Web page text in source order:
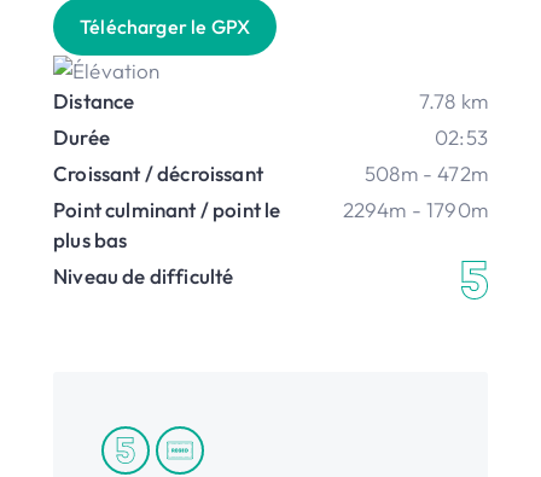
Télécharger le GPX
Distance
7.78 km
Durée
02:53
Croissant / décroissant
508m - 472m
Point culminant / point le
plus bas
2294m - 1790m
Niveau de difficulté